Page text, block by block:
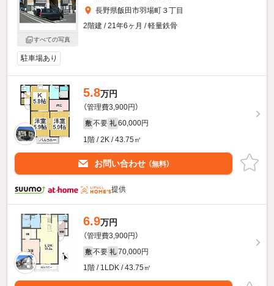
すべての写真
長野県飯田市羽場町３丁目
2階建 / 21年6ヶ月 / 軽量鉄骨
駐車場あり
5.8万円
（管理費3,900円）
敷 不要 礼 60,000円
1階 / 2K / 43.75㎡
お問い合わせ （無料）
提供
6.9万円
（管理費3,900円）
敷 不要 礼 70,000円
1階 / 1LDK / 43.75㎡